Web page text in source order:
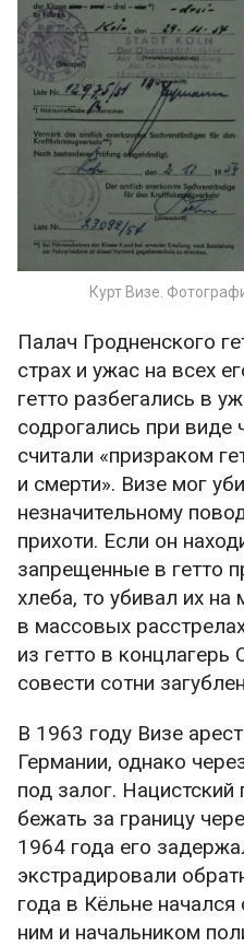
Курт Визе.
Палач Гродненского
страх и ужас на всех
гетто разбегались в
содрогались при виде
считали «призраком
и смерти». Визе мог
незначительному
прихоти. Если он
запрещенные в гетто
хлеба, то убивал их на
в массовых
из гетто в концлагерь
совести сотни
В 1963 году Визе
Германии, однако
под залог. Нацистский
бежать за границу
1964 года его
экстрадировали
года в Кёльне
ним и начальником